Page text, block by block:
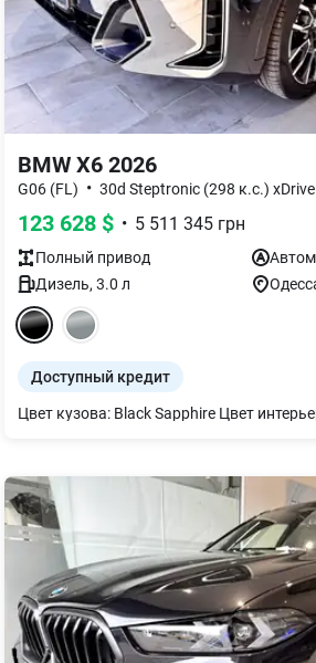
BMW X6 2026
G06 (FL) • 30d Steptronic (298 к.с.) xDrive
123 628 $ • 5 511 345 грн
Полный привод
Дизель, 3.0 л
Доступный кредит